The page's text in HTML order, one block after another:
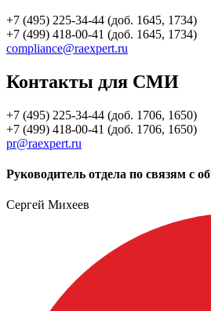
+7 (495) 225-34-44 (доб. 1645, 1734)
+7 (499) 418-00-41 (доб. 1645, 1734)
compliance@raexpert.ru
Контакты для СМИ
+7 (495) 225-34-44 (доб. 1706, 1650)
+7 (499) 418-00-41 (доб. 1706, 1650)
pr@raexpert.ru
Руководитель отдела по связям с
Сергей Михеев